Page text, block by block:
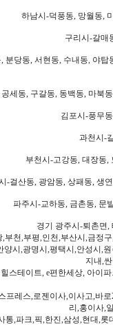
하남시-덕풍동, 망월동,
구리시-갈매
당동, 서현동, 수내동, 야
세동, 구갈동, 동백동, 마북
김포시-풍무
과천시-
부천시-고강동, 대장동,
-걸산동, 광암동, 상패동, 생
파주시-교하동, 금촌동, 문
경기 광주시-퇴촌면,
천,부평,인천,부산시,금
시,광명시,평택시,안성시,
지내,
스테이트, e편한세상, 아이
레스,로젠이사,이사고,바
리,홍이사,
,파크,픽,한진,삼성,현대,